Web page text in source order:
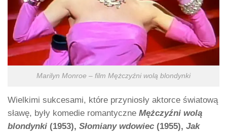
Marilyn Monroe – film Mężczyźni wolą blondynki
Wielkimi sukcesami, które przyniosły aktorce światową
sławę, były komedie romantyczne Mężczyźni wolą
blondynki (1953), Słomiany wdowiec (1955), Jak